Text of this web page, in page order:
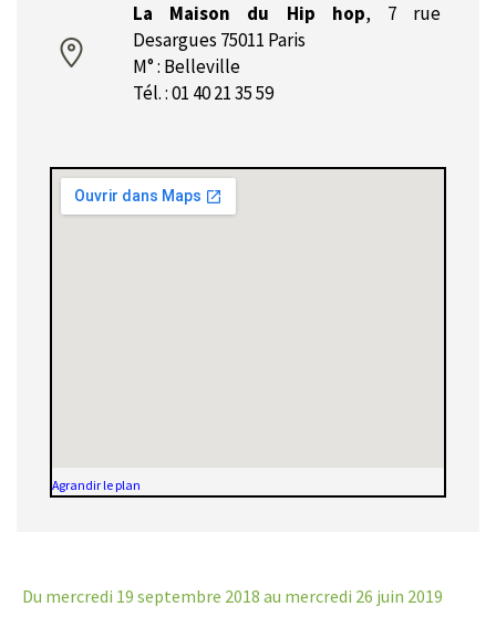
La Maison du Hip hop, 7 rue
Desargues 75011 Paris
M° : Belleville
Tél. : 01 40 21 35 59
Agrandir le plan
Du mercredi 19 septembre 2018 au mercredi 26 juin 2019